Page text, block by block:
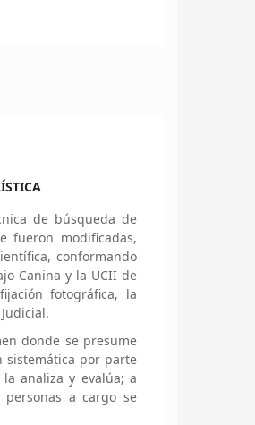
de búsqueda de
fueron modificadas,
conformando
Canina y la UCII de
fotográfica, la
donde se presume
sistemática por parte
analiza y evalúa; a
a cargo se